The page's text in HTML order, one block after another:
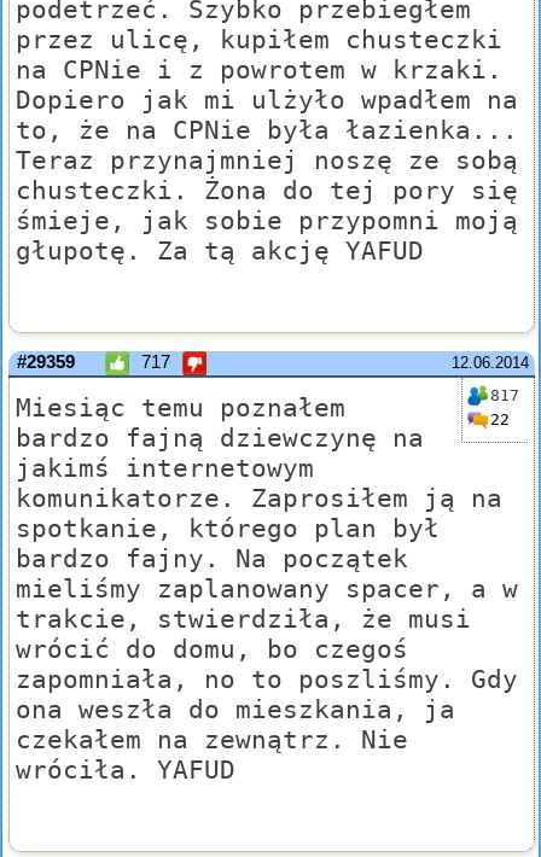
podetrzeć. Szybko przebiegłem
przez ulicę, kupiłem chusteczki
na CPNie i z powrotem w krzaki.
Dopiero jak mi ulżyło wpadłem na
to, że na CPNie była łazienka...
Teraz przynajmniej noszę ze sobą
chusteczki. Żona do tej pory się
śmieje, jak sobie przypomni moją
głupotę. Za tą akcję YAFUD
12.06.2014
#29359 717
817
22
Miesiąc temu poznałem
bardzo fajną dziewczynę na
jakimś internetowym
komunikatorze. Zaprosiłem ją na
spotkanie, którego plan był
bardzo fajny. Na początek
mieliśmy zaplanowany spacer, a w
trakcie, stwierdziła, że musi
wrócić do domu, bo czegoś
zapomniała, no to poszliśmy. Gdy
ona weszła do mieszkania, ja
czekałem na zewnątrz. Nie
wróciła. YAFUD